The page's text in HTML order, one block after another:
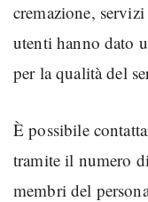
cremazione,
utenti hanno dato
per la qualità del
È possibile
tramite il numero
membri del